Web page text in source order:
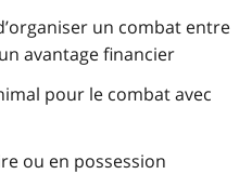
un combat entre
avantage financier
pour le combat avec
ou en possession